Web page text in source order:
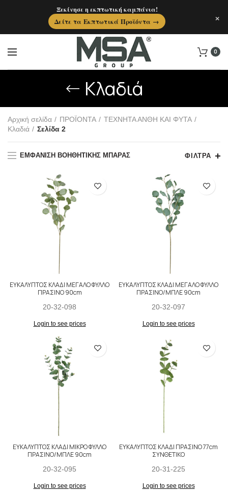
0
Κλαδιά
Αρχική σελίδα ΠΡΟΪΟΝΤΑ
ΤΕΧΝΗΤΑ ΑΝΘΗ ΚΑΙ ΦΥΤΑ
Κλαδιά
Σελίδα 2
ΕΜΦΆΝΙΣΗ ΒΟΗΘΗΤΙΚΉΣ ΜΠΆΡΑΣ ΦΊΛΤΡΑ
ΕΥΚΑΛΥΠΤΟΣ ΚΛΑΔΙ ΜΕΓΑΛΟ ΦΥΛΛΟ
ΠΡΑΣΙΝΟ 90cm
20-32-098
Login to see prices
ΕΥΚΑΛΥΠΤΟΣ ΚΛΑΔΙ ΜΕΓΑΛΟ ΦΥΛΛΟ
ΠΡΑΣΙΝΟ/ΜΠΛΕ 90cm
20-32-097
Login to see prices
ΕΥΚΑΛΥΠΤΟΣ ΚΛΑΔΙ ΜΙΚΡΟ ΦΥΛΛΟ
ΠΡΑΣΙΝΟ/ΜΠΛΕ 90cm
20-32-095
Login to see prices
ΕΥΚΑΛΥΠΤΟΣ ΚΛΑΔΙ ΠΡΑΣΙΝΟ 77cm
ΣΥΝΘΕΤΙΚΟ
20-31-225
Login to see prices
Ξεκίνησε η εκπτωτική καμπάνια!
Δείτε τα Εκπτωτικά Προϊόντα →
×